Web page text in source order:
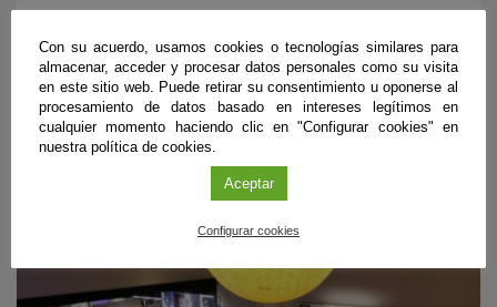
PRÓXIMOS EVENTOS
Con su acuerdo, usamos cookies o tecnologías similares para
almacenar, acceder y procesar datos personales como su visita
en este sitio web. Puede retirar su consentimiento u oponerse al
procesamiento de datos basado en intereses legítimos en
cualquier momento haciendo clic en "Configurar cookies" en
nuestra política de cookies.
Aceptar
Configurar cookies